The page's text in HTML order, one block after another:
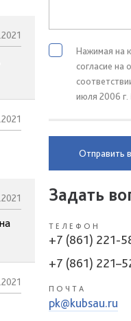
Нажимая на
согласие на
июля 2006
Отправить
Задать
ТЕЛЕФОН
+7 (861) 221-
+7 (861)
ПОЧТА
pk@kubsau.ru